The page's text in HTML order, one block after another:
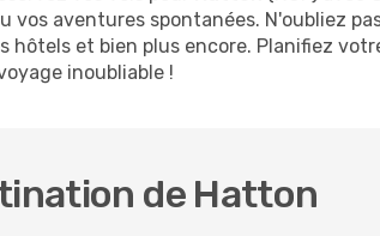
vos aventures spontanées. N'oubliez
hôtels et bien plus encore. Planifiez
inoubliable !
de Hatton